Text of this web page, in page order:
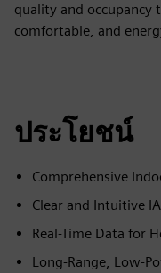
quality and
comfortable, and
ประโยชน์
Comprehensive
Clear and Intuitive
Real-Time Data for
Long-Range, Low-